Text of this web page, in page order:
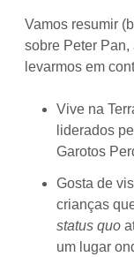
Vamos resumir
sobre Peter
levarmos em
Vive na
liderados
Garotos
Gosta de
crianças
status quo
um lugar